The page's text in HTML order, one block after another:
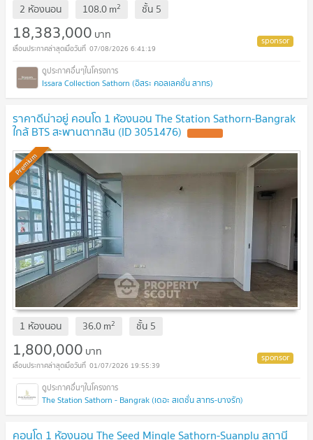
2 ห้องนอน 108.0m2 ชั้น 5
18,383,000 บาท
07/08/2026 6:41:19
Issara Collection Sathorn (อิสระ คอลเลคชั่น สาทร)
ราคาดีน่าอยู่ คอนโด 1 ห้องนอน The Station Sathorn-Bangrak
ใกล้ BTS สะพานตากสิน (ID 3051476)
Premium
1 ห้องนอน 36.0m2 ชั้น 5
1,800,000 บาท
01/07/2026 19:55:39
The Station Sathorn - Bangrak (เดอะ สเตชั่น สาทร-บางรัก)
คอนโด 1 ห้องนอน The Seed Mingle Sathorn-Suanplu สถานี